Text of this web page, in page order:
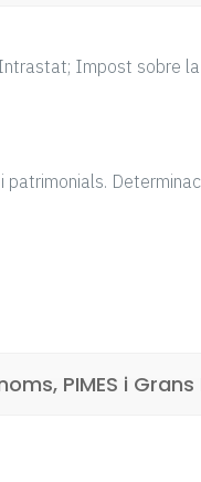
Impost sobre
PIMES i Grans